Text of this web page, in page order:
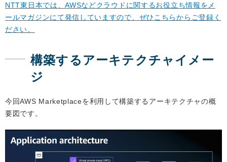
NTT東日本では、AWSなどクラウドに関するお役立ち情報をメ
ールマガジンにて発信していますので、ぜひこちらからご登録く
ださい。
構築するアーキテクチャイメー
ジ
今回AWS Marketplaceを利用して構築するアーキテクチャの概
要図です。